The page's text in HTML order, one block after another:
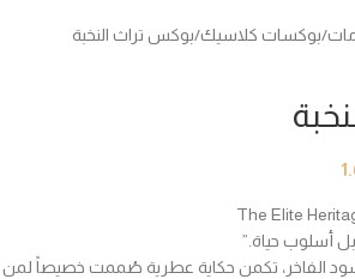
بوكسات كلاسيك بوكس تراث النخبة
بل أسلوب حياة.”
الفاخر، تكمن حكاية عطرية صُممت خصيصاً لمن